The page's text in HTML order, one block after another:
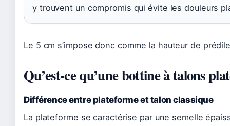
y trouvent un compromis qui évite les douleurs
Le 5 cm s’impose donc comme la hauteur de
Qu’est‑ce qu’une bottine à talons
Différence entre plateforme et talon classique
La plateforme se caractérise par une semelle